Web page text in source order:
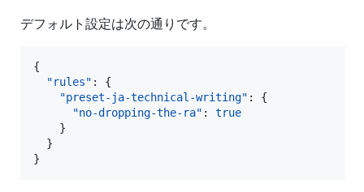
デフォルト設定は次の通りです。
{
"rules" : {
"preset-ja-technical-writing" : {
"no-dropping-the-ra" : true
    }
  }
}